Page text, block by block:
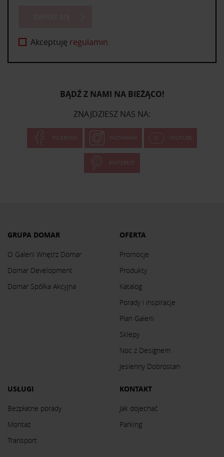
Akceptuję regulamin
BĄDŹ Z NAMI NA BIEŻĄCO!
ZNAJDZIESZ NAS NA:
FACEBOOK INSTAGRAM YOUTUBE
PINTEREST
GRUPA DOMAR
O Galerii Wnętrz Domar
Domar Development
Domar Spółka Akcyjna
OFERTA
Promocje
Produkty
Katalog
Porady i inspiracje
Plan Galerii
Sklepy
Noc z Designem
Jesienny Dobrostan
USŁUGI
Bezpłatne porady
Montaż
Transport
KONTAKT
Jak dojechać
Parking